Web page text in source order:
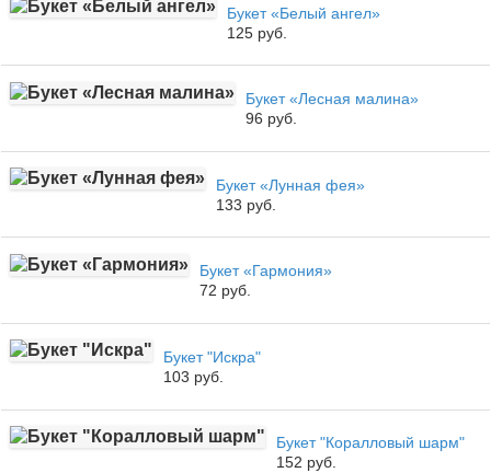
Букет «Белый ангел»
125 руб.
Букет «Лесная малина»
96 руб.
Букет «Лунная фея»
133 руб.
Букет «Гармония»
72 руб.
Букет "Искра"
103 руб.
Букет "Коралловый шарм"
152 руб.